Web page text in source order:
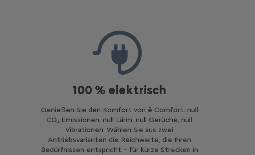
100 % elektrisch
Genießen Sie den Komfort von ë-Comfort: null
CO₂-Emissionen, null Lärm, null Gerüche, null
Vibrationen. Wählen Sie aus zwei
Antriebsvarianten die Reichweite, die Ihren
Bedürfnissen entspricht – für kurze Strecken in